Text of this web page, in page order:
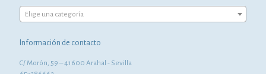
Elige una categoría
Información de contacto
C/ Morón, 59 – 41600 Arahal - Sevilla